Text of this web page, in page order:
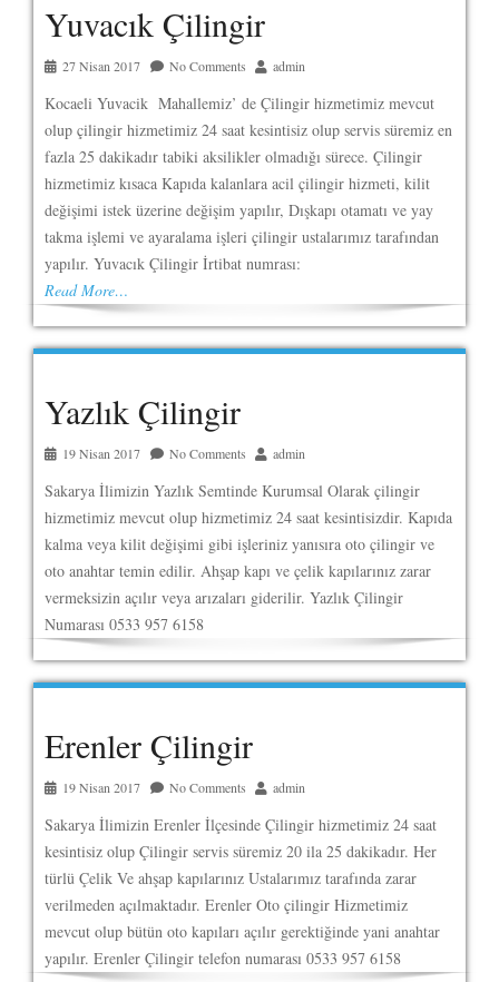
Yuvacık Çilingir
27 Nisan 2017 No Comments admin
Kocaeli Yuvacik Mahallemiz’ de Çilingir hizmetimiz mevcut
olup çilingir hizmetimiz 24 saat kesintisiz olup servis süremiz en
fazla 25 dakikadır tabiki aksilikler olmadığı sürece. Çilingir
hizmetimiz kısaca Kapıda kalanlara acil çilingir hizmeti, kilit
değişimi istek üzerine değişim yapılır, Dışkapı otamatı ve yay
takma işlemi ve ayaralama işleri çilingir ustalarımız tarafından
yapılır. Yuvacık Çilingir İrtibat numrası:
Read More…
Yazlık Çilingir
19 Nisan 2017 No Comments admin
Sakarya İlimizin Yazlık Semtinde Kurumsal Olarak çilingir
hizmetimiz mevcut olup hizmetimiz 24 saat kesintisizdir. Kapıda
kalma veya kilit değişimi gibi işleriniz yanısıra oto çilingir ve
oto anahtar temin edilir. Ahşap kapı ve çelik kapılarınız zarar
vermeksizin açılır veya arızaları giderilir. Yazlık Çilingir
Numarası 0533 957 6158
Erenler Çilingir
19 Nisan 2017 No Comments admin
Sakarya İlimizin Erenler İlçesinde Çilingir hizmetimiz 24 saat
kesintisiz olup Çilingir servis süremiz 20 ila 25 dakikadır. Her
türlü Çelik Ve ahşap kapılarınız Ustalarımız tarafında zarar
verilmeden açılmaktadır. Erenler Oto çilingir Hizmetimiz
mevcut olup bütün oto kapıları açılır gerektiğinde yani anahtar
yapılır. Erenler Çilingir telefon numarası 0533 957 6158